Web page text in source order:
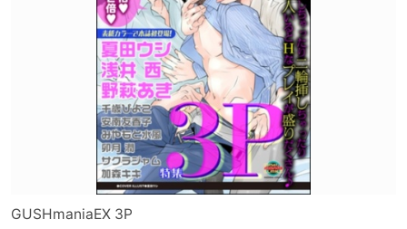
GUSHmaniaEX 3P